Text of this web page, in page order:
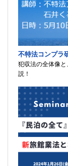
不特法コンプラ
犯収法の全体像
説！